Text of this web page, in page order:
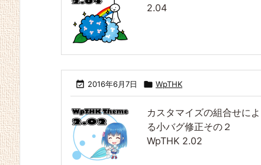
2.04
 2016年6月7日  WpTHK
カスタマイズの組合せによ
る小バグ修正その２
WpTHK 2.02